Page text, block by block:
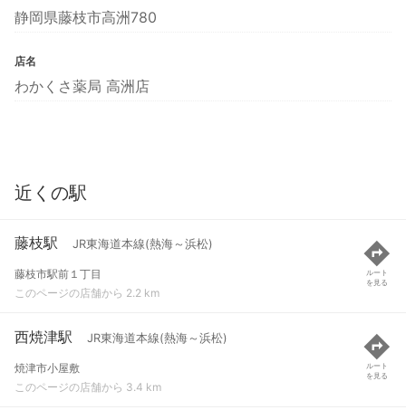
静岡県藤枝市高洲780
店名
わかくさ薬局 高洲店
近くの駅
藤枝駅 JR東海道本線(熱海～浜松)
藤枝市駅前１丁目
このページの店舗から 2.2 km
ルート
を見る
西焼津駅 JR東海道本線(熱海～浜松)
焼津市小屋敷
このページの店舗から 3.4 km
ルート
を見る